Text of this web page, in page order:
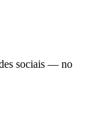
sociais — no